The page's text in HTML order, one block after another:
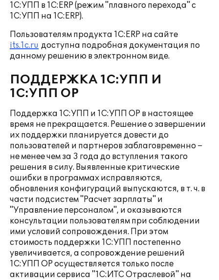
1С:УПП в 1С:ERP (режим "плавного перехода" с
1C:УПП на 1C:ERP).
Пользователям продукта 1С:ERP на сайте
its.1c.ru доступна подробная документация по
данному решению в электронном виде.
ПОДДЕРЖКА 1С:УПП И
1С:УПП ОР
Поддержка 1С:УПП и 1С:УПП ОР в настоящее
время не прекращается. Решение о завершении
их поддержки планируется довести до
пользователей и партнеров заблаговременно –
не менее чем за 3 года до вступления такого
решения в силу. Выявленные критические
ошибки в программах исправляются,
обновления конфигураций выпускаются, в т. ч. в
части подсистем "Расчет зарплаты" и
"Управление персоналом", и оказываются
консультации пользователям при соблюдении
ими условий сопровождения. При этом
стоимость поддержки 1С:УПП постепенно
увеличивается, а сопровождение решений
1С:УПП ОР осуществляется только после
активации сервиса "1С:ИТС Отраслевой" на